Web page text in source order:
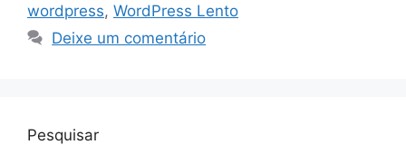
wordpress, WordPress Lento
Deixe um comentário
Pesquisar